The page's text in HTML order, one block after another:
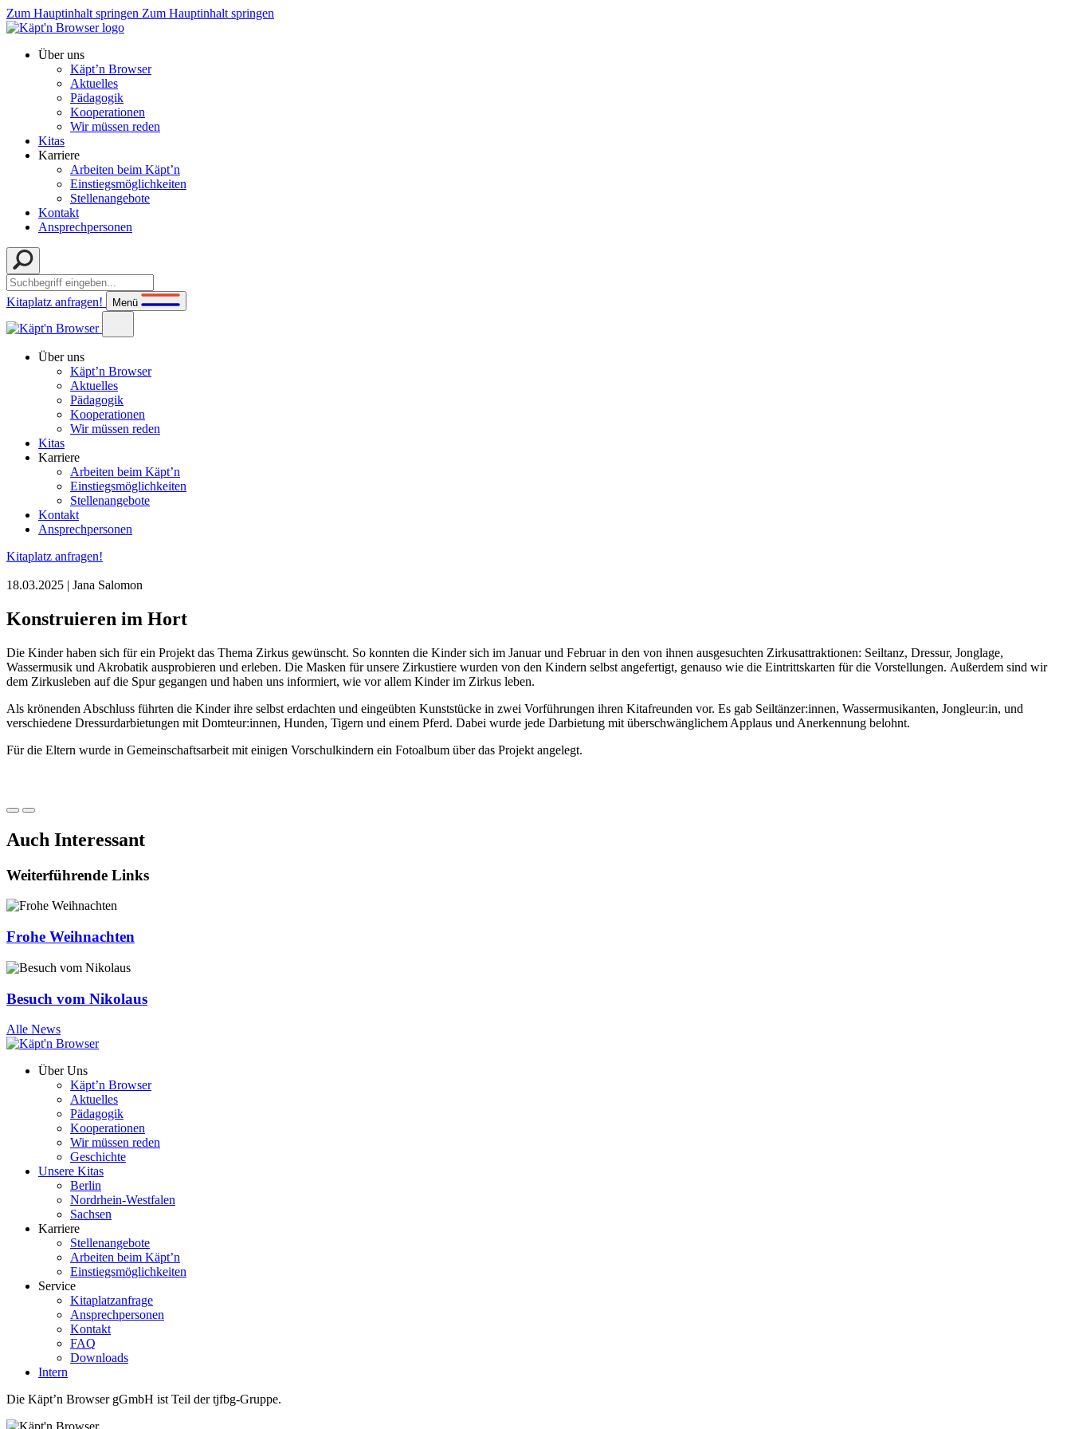
Zum Hauptinhalt springen Zum Hauptinhalt springen
Über uns
Käpt’n Browser
Aktuelles
Pädagogik
Kooperationen
Wir müssen reden
Kitas
Karriere
Arbeiten beim Käpt’n
Einstiegsmöglichkeiten
Stellenangebote
Kontakt
Ansprechpersonen
Kitaplatz anfragen! Menü
Über uns
Käpt’n Browser
Aktuelles
Pädagogik
Kooperationen
Wir müssen reden
Kitas
Karriere
Arbeiten beim Käpt’n
Einstiegsmöglichkeiten
Stellenangebote
Kontakt
Ansprechpersonen
Kitaplatz anfragen!
18.03.2025 | Jana Salomon
Konstruieren im Hort
Die Kinder haben sich für ein Projekt das Thema Zirkus gewünscht. So konnten die Kinder sich im Januar und Februar in den von ihnen ausgesuchten Zirkusattraktionen: Seiltanz, Dressur, Jonglage,
Wassermusik und Akrobatik ausprobieren und erleben. Die Masken für unsere Zirkustiere wurden von den Kindern selbst angefertigt, genauso wie die Eintrittskarten für die Vorstellungen. Außerdem sind wir
dem Zirkusleben auf die Spur gegangen und haben uns informiert, wie vor allem Kinder im Zirkus leben.
Als krönenden Abschluss führten die Kinder ihre selbst erdachten und eingeübten Kunststücke in zwei Vorführungen ihren Kitafreunden vor. Es gab Seiltänzer:innen, Wassermusikanten, Jongleur:in, und
verschiedene Dressurdarbietungen mit Domteur:innen, Hunden, Tigern und einem Pferd. Dabei wurde jede Darbietung mit überschwänglichem Applaus und Anerkennung belohnt.
Für die Eltern wurde in Gemeinschaftsarbeit mit einigen Vorschulkindern ein Fotoalbum über das Projekt angelegt.
Auch Interessant
Weiterführende Links
Frohe Weihnachten
Besuch vom Nikolaus
Alle News
Über Uns
Käpt’n Browser
Aktuelles
Pädagogik
Kooperationen
Wir müssen reden
Geschichte
Unsere Kitas
Berlin
Nordrhein-Westfalen
Sachsen
Karriere
Stellenangebote
Arbeiten beim Käpt’n
Einstiegsmöglichkeiten
Service
Kitaplatzanfrage
Ansprechpersonen
Kontakt
FAQ
Downloads
Intern
Die Käpt’n Browser gGmbH ist Teil der tjfbg-Gruppe.